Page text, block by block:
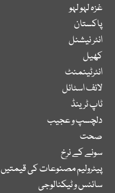
غزہ لہو لہو
پاکستان
انٹر نیشنل
کھیل
انٹرٹینمنٹ
لائف اسٹائل
ٹاپ ٹرینڈ
دلچسپ و عجیب
صحت
سونے کے نرخ
پیٹرولیم مصنوعات کی قیمتیں
سائنس و ٹیکنالوجی